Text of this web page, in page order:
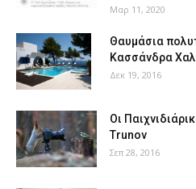
Μαρ 11, 2020
Θαυμάσια
Κασσάνδρα
Δεκ 19, 2016
Οι
Trunov
Σεπ 28, 2016